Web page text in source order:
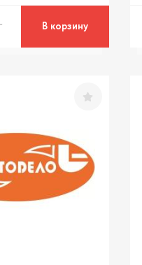
В корзину